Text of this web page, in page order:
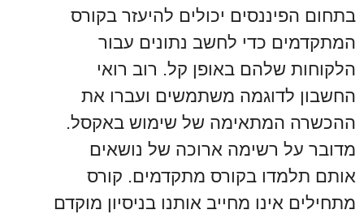
בתחום הפיננסים יכולים להיעזר בקורס
המתקדמים כדי לחשב נתונים עבור
הלקוחות שלהם באופן קל. רוב רואי
החשבון לדוגמה משתמשים ועברו את
ההכשרה המתאימה של שימוש באקסל.
מדובר על רשימה ארוכה של נושאים
אותם תלמדו בקורס מתקדמים. קורס
מתחילים אינו מחייב אותנו בניסיון מוקדם